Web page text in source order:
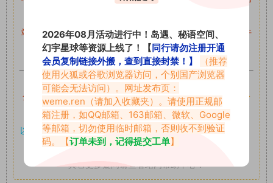
站内资源为网友个人学习或测试研究使用，未经原版权作者许
可,禁止用于任何商业途径！请在下载24小时内删除！
如果遇到付费才可获取的素材，建议升级对应的VIP。
全站付费素材可提供补档服务“均有备份”，素材以主流网盘分
享。
以7z、7z分卷格式压缩，解压应下载对应的软件操作，
7-zip；安卓：zarchiver；苹果：解压专家
其它更多疑问请查看站内帮助中心！
2026年08月活动进行中！岛遇、秘语空间、
幻宇星球等资源上线了！【同行请勿注册开通
会员复制链接外搬，查到直接封禁！】
（推荐
使用火狐或谷歌浏览器访问，个别国产浏览器
可能会无法访问）。网址发布页：
weme.ren （请加入收藏夹）。请使用正规邮
箱注册，如QQ邮箱、163邮箱、微软、Google
等邮箱，切勿使用临时邮箱，否则收不到验证
码。【订单未到，记得提交工单】